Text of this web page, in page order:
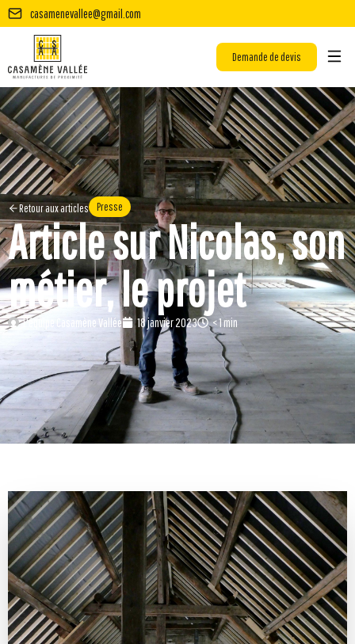
casamenevallee@gmail.com
Demande de devis
Retour aux articles Presse
Article sur Nicolas, son
métier, le projet
L'équipe Casamène Vallée 18 janvier 2023 < 1min